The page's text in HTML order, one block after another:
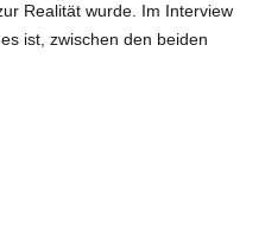
Realität wurde. Im Interview
ist, zwischen den beiden